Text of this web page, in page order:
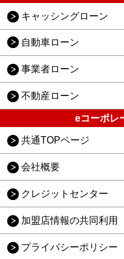
キャッシングローン
自動車ローン
事業者ローン
不動産ローン
eコーポレ
共通TOPページ
会社概要
クレジットセンター
加盟店情報の共同利用
プライバシーポリシー